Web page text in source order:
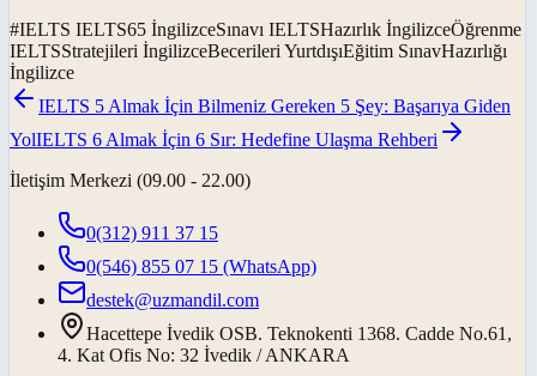
#IELTS IELTS65 İngilizceSınavı IELTSHazırlık İngilizceÖğrenme
IELTSStratejileri İngilizceBecerileri YurtdışıEğitim SınavHazırlığı
İngilizce
IELTS 5 Almak İçin Bilmeniz Gereken 5 Şey: Başarıya Giden
YolIELTS 6 Almak İçin 6 Sır: Hedefine Ulaşma Rehberi
İletişim Merkezi (09.00 - 22.00)
0(312) 911 37 15
0(546) 855 07 15 (WhatsApp)
destek@uzmandil.com
Hacettepe İvedik OSB. Teknokenti 1368. Cadde No.61,
4. Kat Ofis No: 32 İvedik / ANKARA